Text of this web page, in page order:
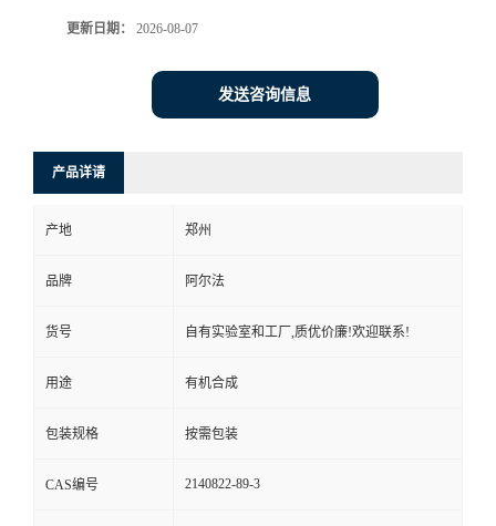
言
更新日期： 2026-08-07
发送咨询信息
产品详请
产地 郑州
品牌 阿尔法
货号 自有实验室和工厂,质优价廉!欢迎联系!
用途 有机合成
包装规格 按需包装
CAS编号 2140822-89-3